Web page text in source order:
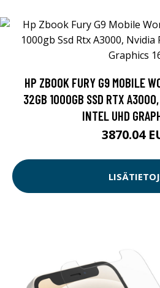
HP ZBOOK FURY G9 MOBILE
32GB 1000GB SSD RTX
INTEL UHD
3870.04